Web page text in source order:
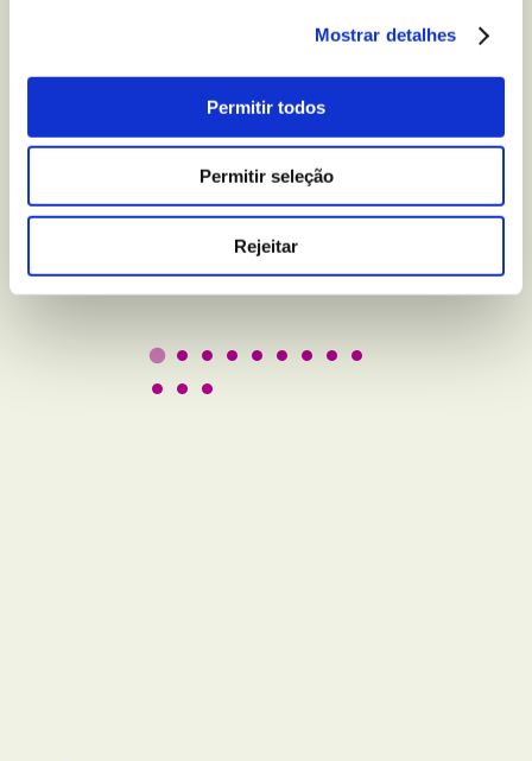
Mostrar detalhes
Permitir todos
Permitir seleção
Rejeitar
5 truques para melhorar
a qualidade do seu sono
BEM-ESTAR E LAZER